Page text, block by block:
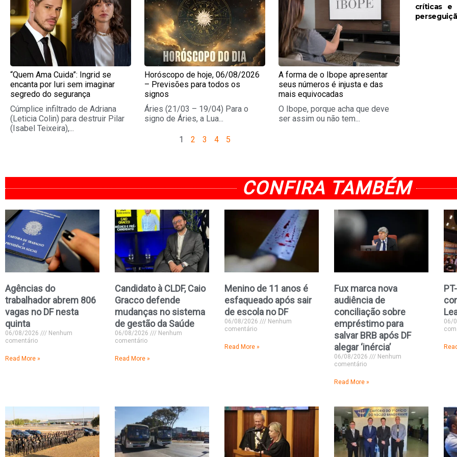
“Quem Ama Cuida”: Ingrid se
encanta por Iuri sem imaginar
segredo do segurança
Cúmplice infiltrado de Adriana
(Leticia Colin) para destruir Pilar
(Isabel Teixeira),...
Horóscopo de hoje, 06/08/2026
– Previsões para todos os
signos
Áries (21/03 – 19/04) Para o
signo de Áries, a Lua...
A forma de o Ibope apresentar
seus números é injusta e das
mais equivocadas
O Ibope, porque acha que deve
ser assim ou não tem...
1 2 3 4 5
críticas e
CONFIRA TAMBÉM
Agências do
trabalhador abrem 806
vagas no DF nesta
quinta
06/08/2026
Nenhum
comentário
Read More »
Candidato à CLDF, Caio
Gracco defende
mudanças no sistema
de gestão da Saúde
06/08/2026
Nenhum
comentário
Read More »
Menino de 11 anos é
esfaqueado após sair
de escola no DF
06/08/2026
Nenhum
comentário
Read More »
Fux marca nova
audiência de
conciliação sobre
empréstimo para
salvar BRB após DF
alegar ‘inércia’
06/08/2026
Nenhum
comentário
Read More »
06/